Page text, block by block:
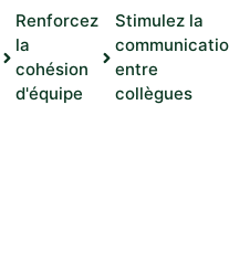
Renforcez
la
cohésion
d'équipe
Stimulez la
entre
collègues